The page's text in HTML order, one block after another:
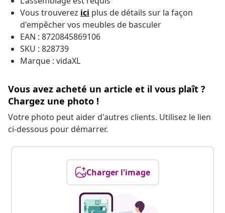
Vous trouverez ici plus de détails sur la façon
d'empêcher vos meubles de basculer
EAN : 8720845869106
SKU : 828739
Marque : vidaXL
Vous avez acheté un article et il vous plaît ?
Chargez une photo !
Votre photo peut aider d'autres clients. Utilisez le lien
ci-dessous pour démarrer.
Charger l'image